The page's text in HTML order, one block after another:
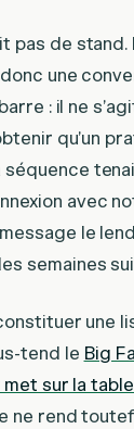
pas de stand.
une
: il ne
qu’un
séquence
avec
le
semaines
une
tend le Big
sur la
ne rend